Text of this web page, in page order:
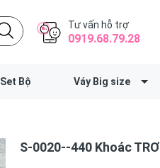
Tư vấn hỗ trợ
0919.68.79.28
Set Bộ Váy Big size
S-0020--440 Khoác